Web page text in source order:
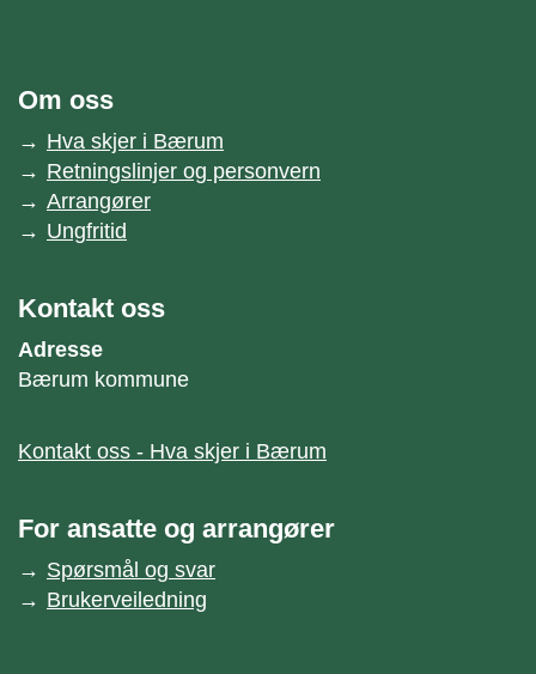
Om oss
Hva skjer i Bærum
Retningslinjer og personvern
Arrangører
Ungfritid
Kontakt oss
Adresse
Bærum kommune
Kontakt oss - Hva skjer i Bærum
For ansatte og arrangører
Spørsmål og svar
Brukerveiledning